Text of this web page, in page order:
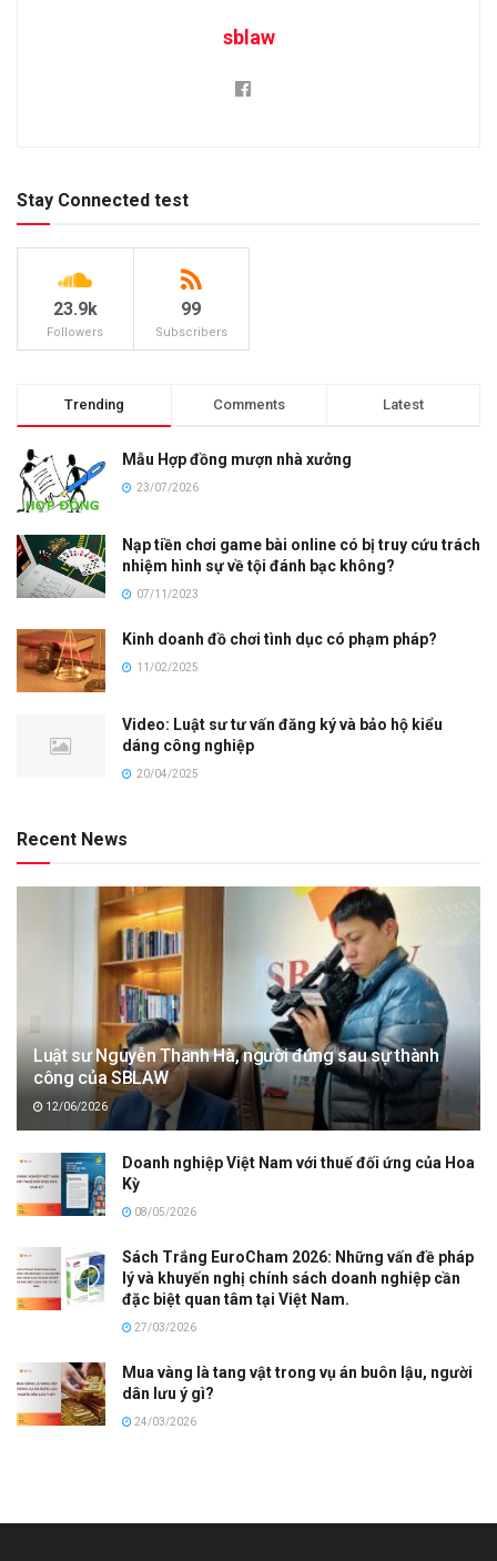
sblaw
Stay Connected test
23.9k
Followers
99
Subscribers
Trending Comments Latest
Mẫu Hợp đồng mượn nhà xưởng
23/07/2026
Nạp tiền chơi game bài online có bị truy cứu trách
nhiệm hình sự về tội đánh bạc không?
07/11/2023
Kinh doanh đồ chơi tình dục có phạm pháp?
11/02/2025
Video: Luật sư tư vấn đăng ký và bảo hộ kiểu
dáng công nghiệp
20/04/2025
Recent News
Luật sư Nguyễn Thanh Hà, người đứng sau sự thành
công của SBLAW
12/06/2026
Doanh nghiệp Việt Nam với thuế đối ứng của Hoa
Kỳ
08/05/2026
Sách Trắng EuroCham 2026: Những vấn đề pháp
lý và khuyến nghị chính sách doanh nghiệp cần
đặc biệt quan tâm tại Việt Nam.
27/03/2026
Mua vàng là tang vật trong vụ án buôn lậu, người
dân lưu ý gì?
24/03/2026